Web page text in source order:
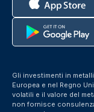
Gli investimenti in
Europea e nel Regno
volatili e il valore del
non fornisce